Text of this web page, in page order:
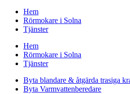
Hem
Rörmokare i Solna
Tjänster
Hem
Rörmokare i Solna
Tjänster
Byta blandare & åtgärda trasiga
Byta Varmvattenberedare